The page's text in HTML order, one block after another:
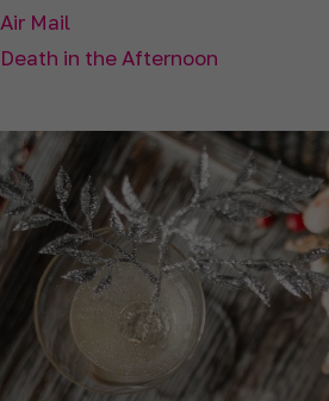
Air Mail
Death in the Afternoon